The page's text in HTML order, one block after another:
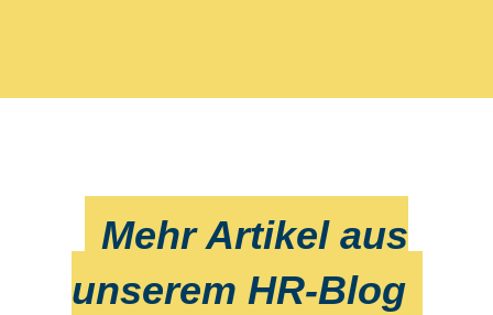
Mehr Artikel aus
unserem HR-Blog